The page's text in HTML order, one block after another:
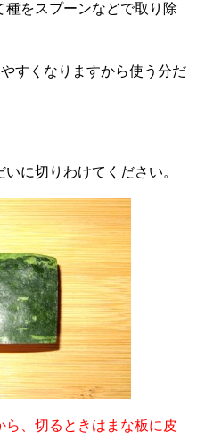
種をスプーンなどで取り除
すくなりますから使う分だ
に切りわけてください。
ら、切るときはまな板に皮